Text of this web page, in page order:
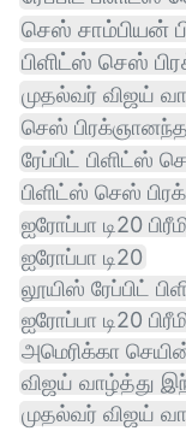
செஸ் சாம்பியன்
பிளிட்ஸ் செஸ்
முதல்வர் விஜய்
செஸ்
ரேப்பிட் பிளிட்ஸ்
பிளிட்ஸ் செஸ்
ஐரோப்பா டி20
ஐரோப்பா டி20
லூயிஸ் ரேப்பிட்
ஐரோப்பா டி20
அமெரிக்கா
விஜய் வாழ்த்து
முதல்வர் விஜய்